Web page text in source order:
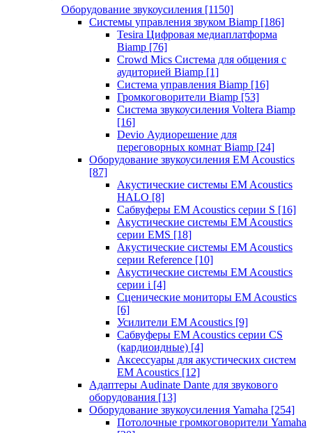
Оборудование звукоусиления [1150]
Системы управления звуком Biamp [186]
Tesira Цифровая медиаплатформа
Biamp [76]
Crowd Mics Система для общения с
аудиторией Biamp [1]
Система управления Biamp [16]
Громкоговорители Biamp [53]
Система звукоусиления Voltera Biamp
[16]
Devio Аудиорешение для
переговорных комнат Biamp [24]
Оборудование звукоусиления EM Acoustics
[87]
Акустические системы EM Acoustics
HALO [8]
Сабвуферы EM Acoustics серии S [16]
Акустические системы EM Acoustics
серии EMS [18]
Акустические системы EM Acoustics
серии Reference [10]
Акустические системы EM Acoustics
серии i [4]
Сценические мониторы EM Acoustics
[6]
Усилители EM Acoustics [9]
Сабвуферы EM Acoustics серии CS
(кардиоидные) [4]
Аксессуары для акустических систем
EM Acoustics [12]
Адаптеры Audinate Dante для звукового
оборудования [13]
Оборудование звукоусиления Yamaha [254]
Потолочные громкоговорители Yamaha